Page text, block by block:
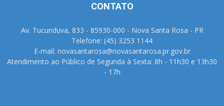
CONTATO
Av. Tucunduva, 833 - 85930-000 - Nova Santa Rosa - PR
Telefone: (45) 3253 1144
E-mail: novasantarosa@novasantarosa.pr.gov.br
Atendimento ao Público de Segunda à Sexta: 8h - 11h30 e 13h30
- 17h